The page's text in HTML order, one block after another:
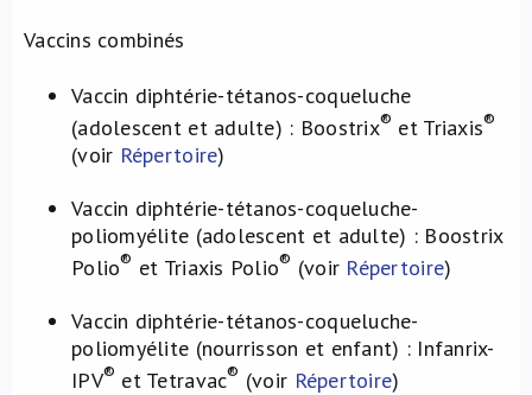
Vaccins combinés
Vaccin diphtérie-tétanos-coqueluche
(adolescent et adulte) : Boostrix® et Triaxis®
(voir Répertoire)
Vaccin diphtérie-tétanos-coqueluche-
poliomyélite (adolescent et adulte) : Boostrix
Polio® et Triaxis Polio® (voir Répertoire)
Vaccin diphtérie-tétanos-coqueluche-
poliomyélite (nourrisson et enfant) : Infanrix-
IPV® et Tetravac® (voir Répertoire)